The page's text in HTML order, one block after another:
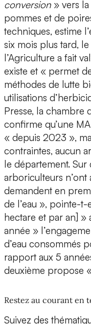
conversion » vers
pommes et de
techniques, estime
six mois plus tard,
l’Agriculture a fait
existe et « permet
méthodes de lutte
utilisations
Presse, la chambre
confirme qu’une
« depuis 2023 »,
contraintes, aucun
le département.
arboriculteurs n’ont
demandent en
de l’eau », pointe-
hectare et par an] »
année »
d’eau consommés
rapport aux 5
deuxième propose
Restez au courant en
Suivez des